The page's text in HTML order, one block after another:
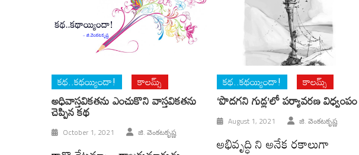
కథ..కథయ్యిందా! కాలమ్స్
అధివాస్తవికతను ఎంచుకొని వాస్తవికతను
చెప్పిన కథ
October 1, 2021 జి. వెంక‌ట‌కృష్ణ‌
కథ..కథయ్యిందా! కాలమ్స్
‘పొదగని గుడ్ల‌’లో పర్యావరణ విధ్వంపం
August 1, 2021 జి. వెంక‌ట‌కృష్ణ‌
అభివృద్ధి ని అనేక రకాలుగా